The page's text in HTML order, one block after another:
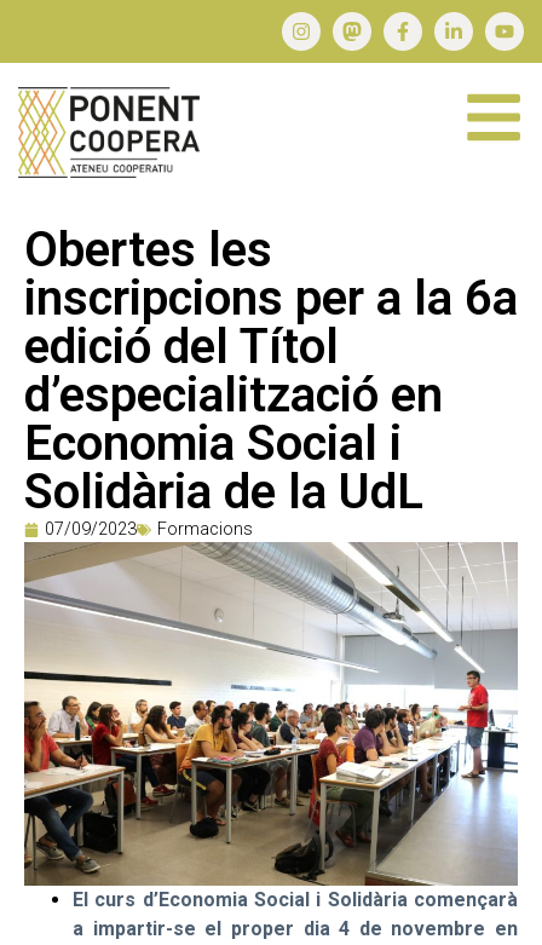
Obertes les
inscripcions per a la 6a
edició del Títol
d’especialització en
Economia Social i
Solidària de la UdL
07/09/2023 Formacions
El curs d’Economia Social i Solidària començarà
a impartir-se el proper dia 4 de novembre en